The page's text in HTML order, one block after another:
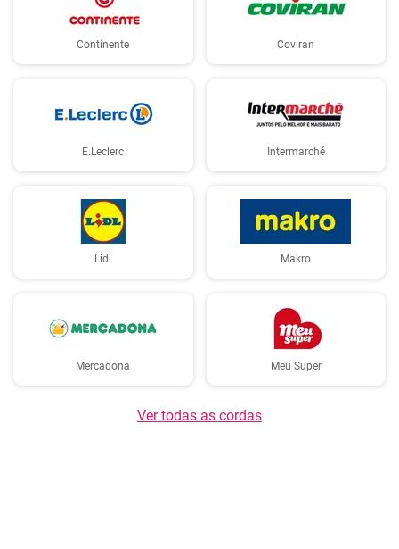
Continente Coviran
E.Leclerc Intermarché
Lidl Makro
Mercadona Meu Super
Ver todas as cordas